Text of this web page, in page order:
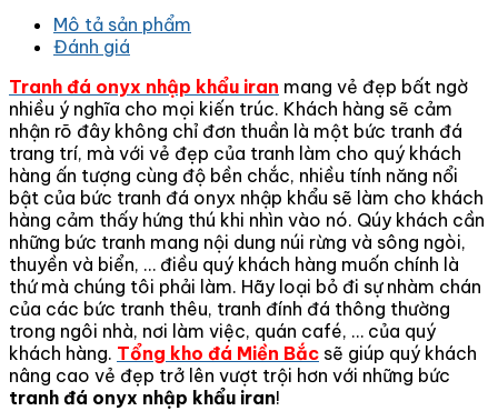
Mô tả sản phẩm
Đánh giá
Tranh đá onyx nhập khẩu iran mang vẻ đẹp bất ngờ
nhiều ý nghĩa cho mọi kiến trúc. Khách hàng sẽ cảm
nhận rõ đây không chỉ đơn thuần là một bức tranh đá
trang trí, mà với vẻ đẹp của tranh làm cho quý khách
hàng ấn tượng cùng độ bền chắc, nhiều tính năng nổi
bật của bức tranh đá onyx nhập khẩu sẽ làm cho khách
hàng cảm thấy hứng thú khi nhìn vào nó. Qúy khách cần
những bức tranh mang nội dung núi rừng và sông ngòi,
thuyền và biển, … điều quý khách hàng muốn chính là
thứ mà chúng tôi phải làm. Hãy loại bỏ đi sự nhàm chán
của các bức tranh thêu, tranh đính đá thông thường
trong ngôi nhà, nơi làm việc, quán café, … của quý
khách hàng. Tổng kho đá Miền Bắc sẽ giúp quý khách
nâng cao vẻ đẹp trở lên vượt trội hơn với những bức
tranh đá onyx nhập khẩu iran!